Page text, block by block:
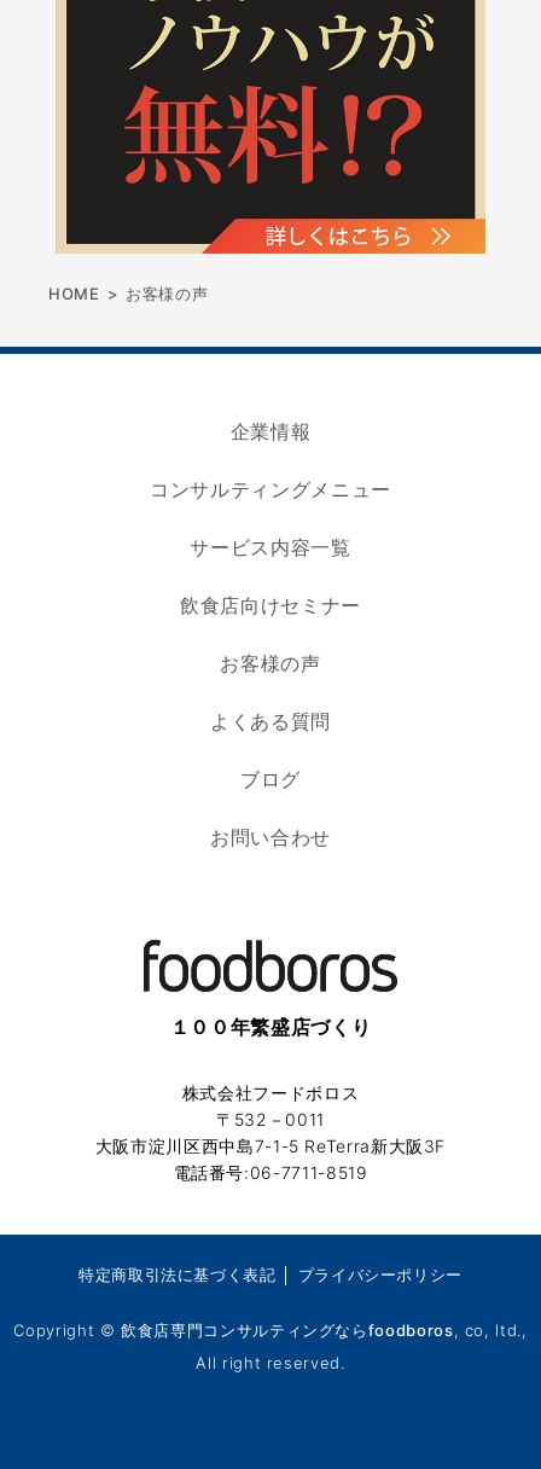
HOME > お客様の声
企業情報
コンサルティングメニュー
サービス内容一覧
飲食店向けセミナー
お客様の声
よくある質問
ブログ
お問い合わせ
１００年繁盛店づくり
株式会社フードボロス
〒532－0011
大阪市淀川区西中島7-1-5 ReTerra新大阪3F
電話番号:06-7711-8519
特定商取引法に基づく表記 プライバシーポリシー
Copyright ©飲食店専門コンサルティングならfoodboros, co, ltd.,
All right reserved.